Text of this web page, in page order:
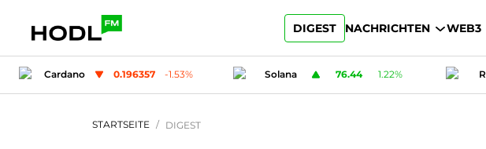
DIGEST NACHRICHTEN WEB3
Solana 76.44 1.22 Ripple 1.04 -0.11
STARTSEITE DIGEST